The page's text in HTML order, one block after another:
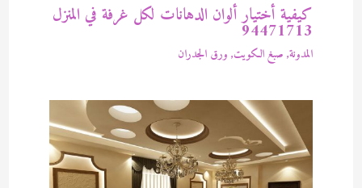
كيفية أختيار ألوان الدهانات لكل غرفة في المنزل
94471713
المدونة, صبغ الكويت, ورق الجدران